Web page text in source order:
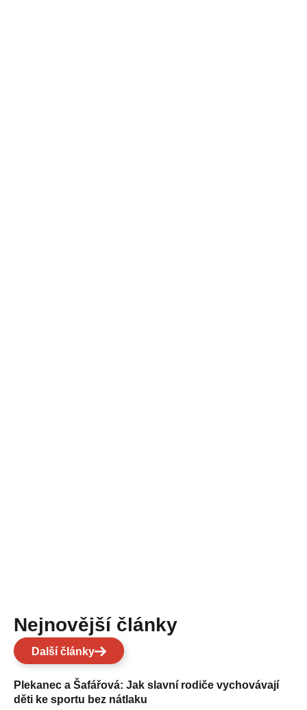
Nejnovější články
Další články
Plekanec a Šafářová: Jak slavní rodiče vychovávají
děti ke sportu bez nátlaku